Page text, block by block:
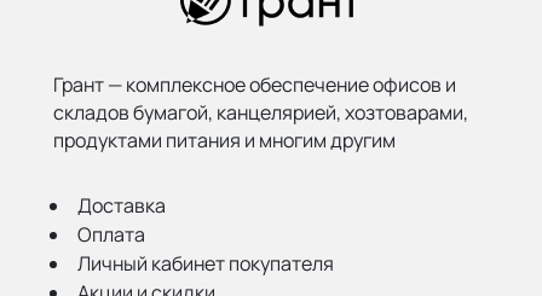
Грант — комплексное обеспечение офисов и
складов бумагой, канцелярией, хозтоварами,
продуктами питания и многим другим
Доставка
Оплата
Личный кабинет покупателя